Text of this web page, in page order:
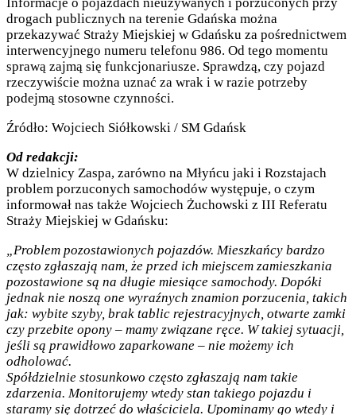
drogach publicznych na terenie Gdańska można
przekazywać Straży Miejskiej w Gdańsku za pośrednictwem
interwencyjnego numeru telefonu 986. Od tego momentu
sprawą zajmą się funkcjonariusze. Sprawdzą, czy pojazd
rzeczywiście można uznać za wrak i w razie potrzeby
podejmą stosowne czynności.
Źródło: Wojciech Siółkowski / SM Gdańsk
Od redakcji:
W dzielnicy Zaspa, zarówno na Młyńcu jaki i Rozstajach
problem porzuconych samochodów występuje, o czym
informował nas także Wojciech Żuchowski z III Referatu
Straży Miejskiej w Gdańsku:
„Problem pozostawionych pojazdów. Mieszkańcy bardzo
często zgłaszają nam, że przed ich miejscem zamieszkania
pozostawione są na długie miesiące samochody. Dopóki
jednak nie noszą one wyraźnych znamion porzucenia, takich
jak: wybite szyby, brak tablic rejestracyjnych, otwarte zamki
czy przebite opony – mamy związane ręce. W takiej sytuacji,
jeśli są prawidłowo zaparkowane – nie możemy ich
odholować.
Spółdzielnie stosunkowo często zgłaszają nam takie
zdarzenia. Monitorujemy wtedy stan takiego pojazdu i
staramy się dotrzeć do właściciela. Upominamy go wtedy i